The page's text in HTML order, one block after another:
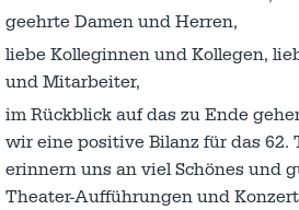
geehrte Damen und Herren,
liebe Kolleginnen und Kollegen,
und Mitarbeiter,
im Rückblick auf das zu Ende
wir eine positive Bilanz für das 62.
erinnern uns an viel Schönes und
Theater-Aufführungen und